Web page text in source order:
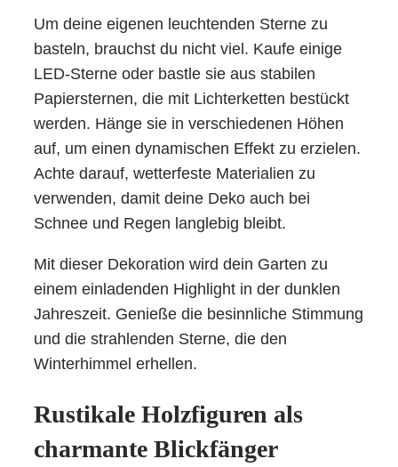
Um deine eigenen leuchtenden Sterne zu
basteln, brauchst du nicht viel. Kaufe einige
LED-Sterne oder bastle sie aus stabilen
Papiersternen, die mit Lichterketten bestückt
werden. Hänge sie in verschiedenen Höhen
auf, um einen dynamischen Effekt zu erzielen.
Achte darauf, wetterfeste Materialien zu
verwenden, damit deine Deko auch bei
Schnee und Regen langlebig bleibt.
Mit dieser Dekoration wird dein Garten zu
einem einladenden Highlight in der dunklen
Jahreszeit. Genieße die besinnliche Stimmung
und die strahlenden Sterne, die den
Winterhimmel erhellen.
Rustikale Holzfiguren als
charmante Blickfänger